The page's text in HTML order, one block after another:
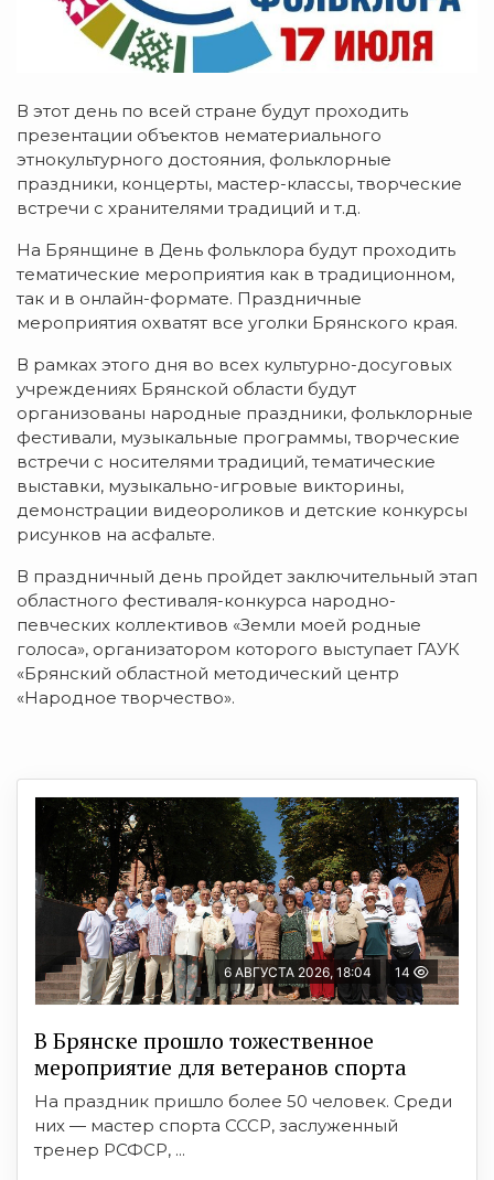
В этот день по всей стране будут проходить
презентации объектов нематериального
этнокультурного достояния, фольклорные
праздники, концерты, мастер-классы, творческие
встречи с хранителями традиций и т.д.
На Брянщине в День фольклора будут проходить
тематические мероприятия как в традиционном,
так и в онлайн-формате. Праздничные
мероприятия охватят все уголки Брянского края.
В рамках этого дня во всех культурно-досуговых
учреждениях Брянской области будут
организованы народные праздники, фольклорные
фестивали, музыкальные программы, творческие
встречи с носителями традиций, тематические
выставки, музыкально-игровые викторины,
демонстрации видеороликов и детские конкурсы
рисунков на асфальте.
В праздничный день пройдет заключительный этап
областного фестиваля-конкурса народно-
певческих коллективов «Земли моей родные
голоса», организатором которого выступает ГАУК
«Брянский областной методический центр
«Народное творчество».
6 АВГУСТА 2026, 18:04 14
В Брянске прошло тожественное
мероприятие для ветеранов спорта
На праздник пришло более 50 человек. Среди
них — мастер спорта СССР, заслуженный
тренер РСФСР, ...